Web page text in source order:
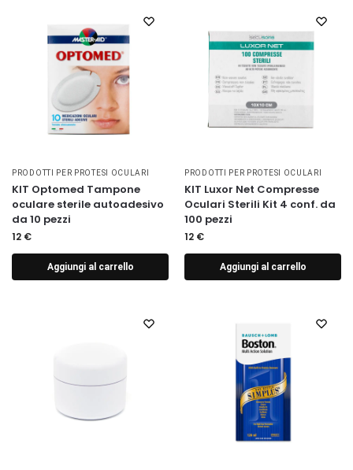
PRODOTTI PER PROTESI OCULARI
KIT Optomed Tampone
oculare sterile autoadesivo
da 10 pezzi
12 €
Aggiungi al carrello
PRODOTTI PER PROTESI OCULARI
KIT Luxor Net Compresse
Oculari Sterili Kit 4 conf. da
100 pezzi
12 €
Aggiungi al carrello